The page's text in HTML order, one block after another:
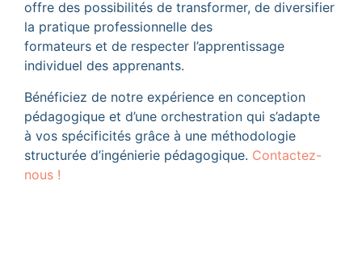
offre des possibilités de transformer, de diversifier
la pratique professionnelle des
formateurs et de respecter l’apprentissage
individuel des apprenants.
Bénéficiez de notre expérience en conception
pédagogique et d’une orchestration qui s’adapte
à vos spécificités grâce à une méthodologie
structurée d’ingénierie pédagogique. Contactez-
nous !